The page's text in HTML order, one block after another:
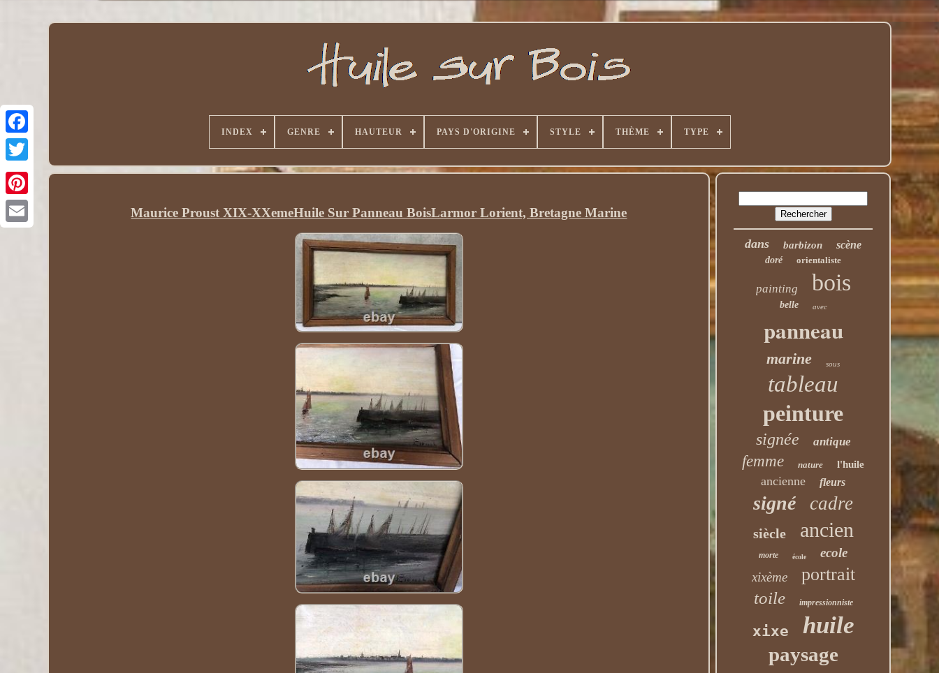
INDEX GENRE HAUTEUR PAYS D'ORIGINE STYLE THÈME TYPE
Maurice Proust XIX-XXemeHuile Sur Panneau BoisLarmor Lorient, Bretagne Marine
dans barbizon scène
doré orientaliste
painting bois
belle avec
panneau
marine sous
tableau
peinture
signée antique
femme nature l'huile
ancienne fleurs
signé cadre
siècle ancien
morte école
ecole
xixème
portrait
toile impressionniste
xixe huile
paysage